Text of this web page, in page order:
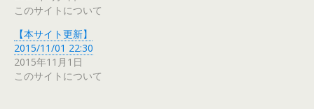
このサイトについて
【本サイト更新】
2015/11/01 22:30
2015年11月1日
このサイトについて